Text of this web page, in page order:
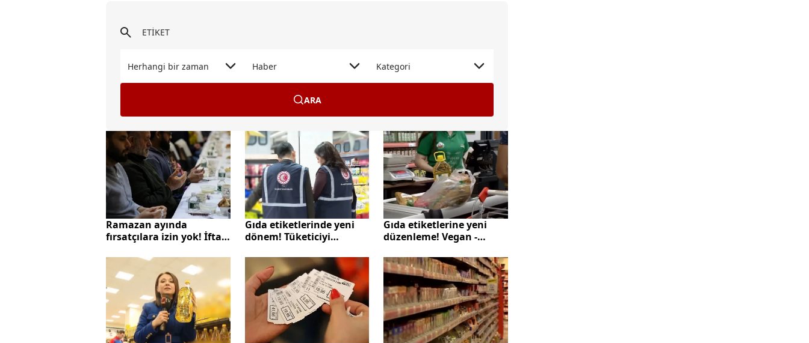
Herhangi bir zaman Haber Kategori
ARA
Ramazan ayında
fırsatçılara izin yok! İftar
artışına ceza
Gıda etiketlerinde yeni
dönem! Tüketiciyi
takip
Gıda etiketlerine yeni
düzenleme! Vegan -